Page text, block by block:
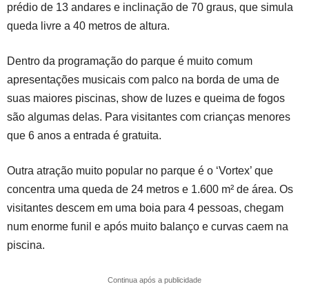
prédio de 13 andares e inclinação de 70 graus, que simula
queda livre a 40 metros de altura.
Dentro da programação do parque é muito comum
apresentações musicais com palco na borda de uma de
suas maiores piscinas, show de luzes e queima de fogos
são algumas delas. Para visitantes com crianças menores
que 6 anos a entrada é gratuita.
Outra atração muito popular no parque é o ‘Vortex’ que
concentra uma queda de 24 metros e 1.600 m² de área. Os
visitantes descem em uma boia para 4 pessoas, chegam
num enorme funil e após muito balanço e curvas caem na
piscina.
Continua após a publicidade